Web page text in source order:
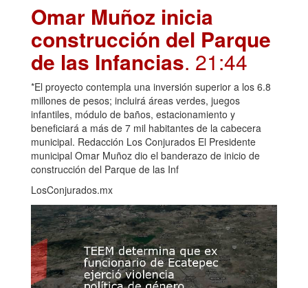
Omar Muñoz inicia
construcción del Parque
de las Infancias. 21:44
*El proyecto contempla una inversión superior a los 6.8
millones de pesos; incluirá áreas verdes, juegos
infantiles, módulo de baños, estacionamiento y
beneficiará a más de 7 mil habitantes de la cabecera
municipal. Redacción Los Conjurados El Presidente
municipal Omar Muñoz dio el banderazo de inicio de
construcción del Parque de las Inf
LosConjurados.mx